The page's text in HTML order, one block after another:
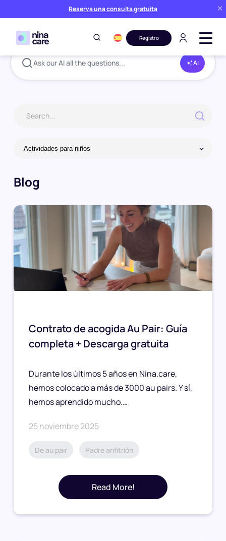
Reserva una consulta gratuita
Registro
Ask our AI all the questions... AI
Blog
Contrato de acogida Au Pair: Guía
completa + Descarga gratuita
Durante los últimos 5 años en Nina.care,
hemos colocado a más de 3000 au pairs. Y sí,
hemos aprendido mucho.…
25 noviembre 2025
De au pair Padre anfitrión
Read More!